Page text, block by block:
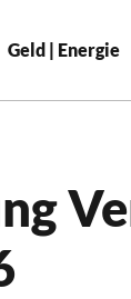
Geld | Energie